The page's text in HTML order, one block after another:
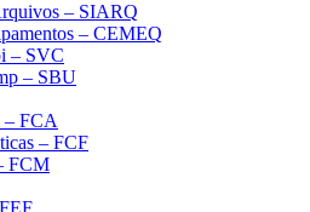
– SIARQ
– CEMEQ
– SVC
– SBU
– FCA
– FCF
FCM